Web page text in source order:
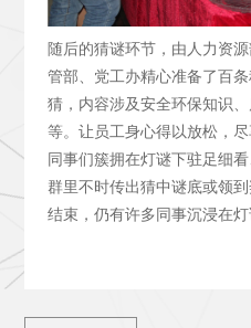
随后的猜谜环节，由人力资
管部、党工办精心准备了百
猜，内容涉及安全环保知识
等。让员工身心得以放松，尽
同事们簇拥在灯谜下驻足细
群里不时传出猜中谜底或领
结束，仍有许多同事沉浸在灯